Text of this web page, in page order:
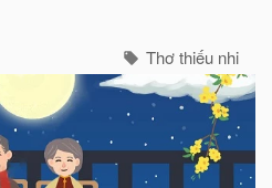
Thơ thiếu nhi